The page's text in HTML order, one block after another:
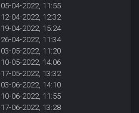
04-2022, 11:55
04-2022, 12:32
04-2022, 15:24
04-2022, 11:34
05-2022, 11:20
05-2022, 14:06
05-2022, 13:32
06-2022, 14:10
06-2022, 11:55
06-2022, 13:28